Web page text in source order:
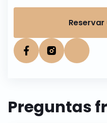
Preguntas